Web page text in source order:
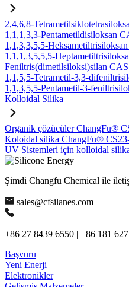
2,4,6,8-
1,1,1,3,3-Pentametildisiloksan
1,1,3,3,5,5-
1,1,1,3,5,5,5-
Feniltris(dimetilsiloksi)silan
1,1,5,5-Tetrametil-3,3-
1,1,3,5,5-Pentametil-3-
Kolloidal Silika
Organik çözücüler ChangFu®
Koloidal silika ChangFu®
UV Sistemleri için kolloidal
Şimdi Changfu Chemical ile
sales@cfsilanes.com
+86 27 8439 6550 | +86 181
Başvuru
Yeni Enerji
Elektronikler